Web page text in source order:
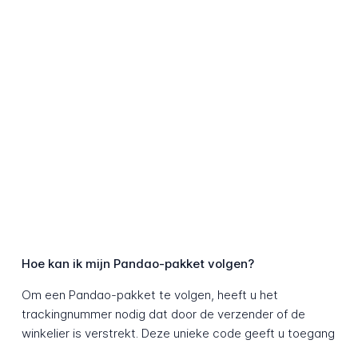
Hoe kan ik mijn Pandao-pakket volgen?
Om een Pandao-pakket te volgen, heeft u het
trackingnummer nodig dat door de verzender of de
winkelier is verstrekt. Deze unieke code geeft u toegang